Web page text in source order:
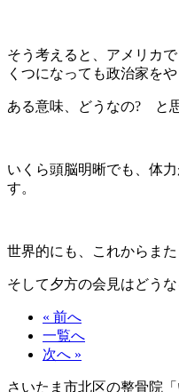
そう考えると、アメリカ
くつになっても政治家をや
ある意味、どうなの? と
いくら頭脳明晰でも、体
す。
世界的にも、これからま
そして夕方の会見はどう
« 前へ
一覧へ
次へ »
さいたま市北区の整骨院「